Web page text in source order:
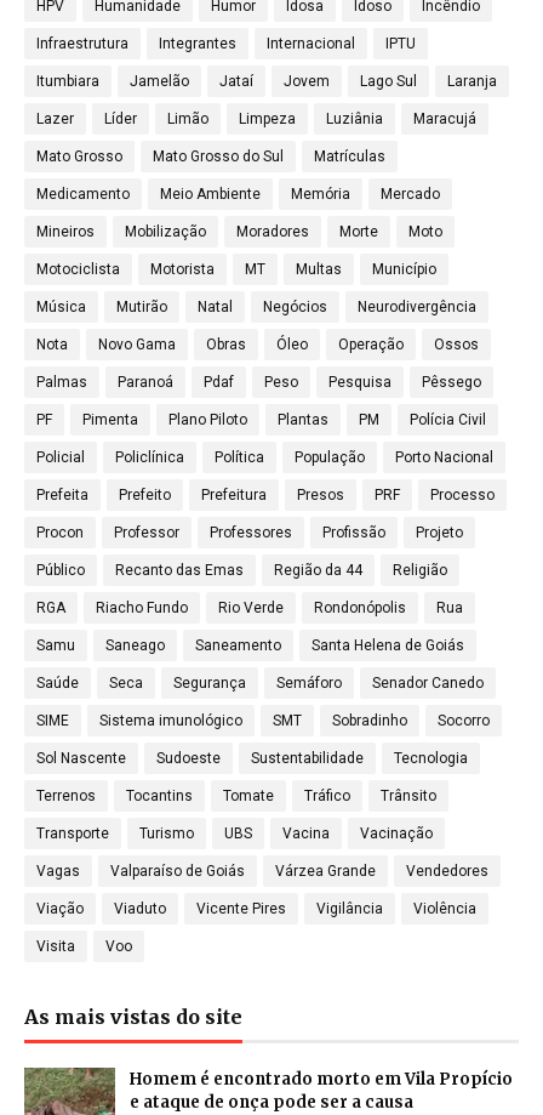
HPV Humanidade Humor Idosa Idoso Incêndio
Infraestrutura Integrantes Internacional IPTU
Itumbiara Jamelão Jataí Jovem Lago Sul Laranja
Lazer Líder Limão Limpeza Luziânia Maracujá
Mato Grosso Mato Grosso do Sul Matrículas
Medicamento Meio Ambiente Memória Mercado
Mineiros Mobilização Moradores Morte Moto
Motociclista Motorista MT Multas Município
Música Mutirão Natal Negócios Neurodivergência
Nota Novo Gama Obras Óleo Operação Ossos
Palmas Paranoá Pdaf Peso Pesquisa Pêssego
PF Pimenta Plano Piloto Plantas PM Polícia Civil
Policial Policlínica Política População Porto Nacional
Prefeita Prefeito Prefeitura Presos PRF Processo
Procon Professor Professores Profissão Projeto
Público Recanto das Emas Região da 44 Religião
RGA Riacho Fundo Rio Verde Rondonópolis Rua
Samu Saneago Saneamento Santa Helena de Goiás
Saúde Seca Segurança Semáforo Senador Canedo
SIME Sistema imunológico SMT Sobradinho Socorro
Sol Nascente Sudoeste Sustentabilidade Tecnologia
Terrenos Tocantins Tomate Tráfico Trânsito
Transporte Turismo UBS Vacina Vacinação
Vagas Valparaíso de Goiás Várzea Grande Vendedores
Viação Viaduto Vicente Pires Vigilância Violência
Visita Voo
As mais vistas do site
Homem é encontrado morto em Vila Propício
e ataque de onça pode ser a causa